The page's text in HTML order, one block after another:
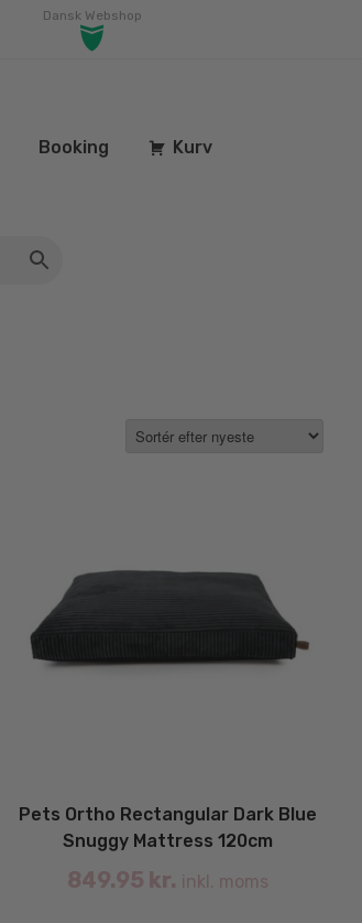
Dansk Webshop
Booking Kurv
Pets Ortho Rectangular Dark Blue
Snuggy Mattress 120cm
849.95 kr. inkl. moms